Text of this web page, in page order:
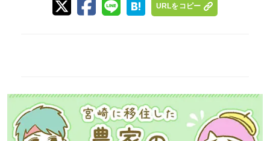
URLをコピー